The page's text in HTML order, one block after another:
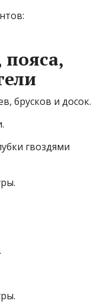
пояса,
брусков и досок.
гвоздями